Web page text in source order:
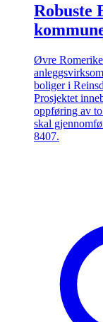
Robuste
Øvre
boliger i
Prosjektet
oppføring av
skal
8407.